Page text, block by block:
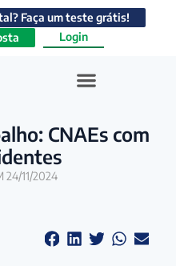
Faça um teste grátis!
Login
CNAEs com
24/11/2024